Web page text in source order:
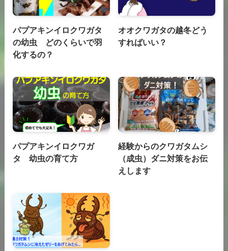
パプアキンイロクワガタ
の幼虫 どのくらいで羽
化するの？
オオクワガタの越冬どう
すればいい？
パプアキンイロクワガ
タ 幼虫の育て方
経験からのクワガタムシ
（成虫）ダニ対策をお伝
えします